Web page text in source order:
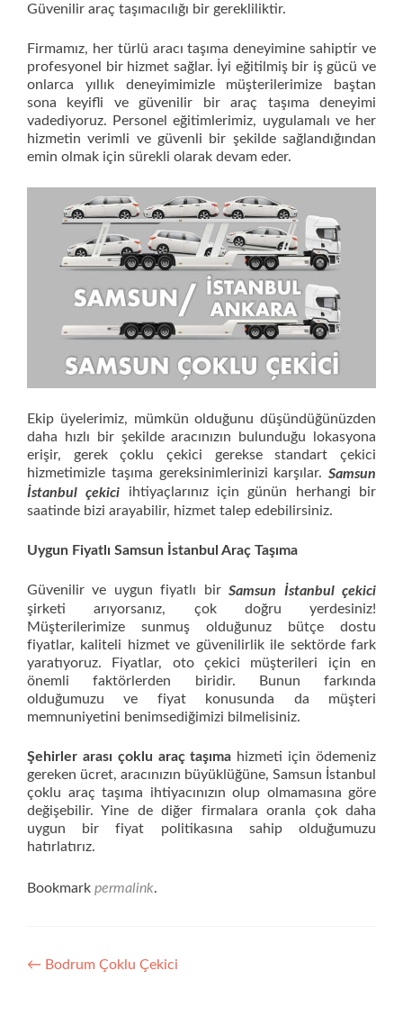
Güvenilir araç taşımacılığı bir gerekliliktir.
Firmamız, her türlü aracı taşıma deneyimine sahiptir ve
profesyonel bir hizmet sağlar. İyi eğitilmiş bir iş gücü ve
onlarca yıllık deneyimimizle müşterilerimize baştan
sona keyifli ve güvenilir bir araç taşıma deneyimi
vadediyoruz. Personel eğitimlerimiz, uygulamalı ve her
hizmetin verimli ve güvenli bir şekilde sağlandığından
emin olmak için sürekli olarak devam eder.
Ekip üyelerimiz, mümkün olduğunu düşündüğünüzden
daha hızlı bir şekilde aracınızın bulunduğu lokasyona
erişir, gerek çoklu çekici gerekse standart çekici
hizmetimizle taşıma gereksinimlerinizi karşılar. Samsun
İstanbul çekici
ihtiyaçlarınız için günün herhangi bir
saatinde bizi arayabilir, hizmet talep edebilirsiniz.
Uygun Fiyatlı Samsun İstanbul Araç Taşıma
Güvenilir ve uygun fiyatlı bir Samsun İstanbul çekici
şirketi arıyorsanız, çok doğru yerdesiniz!
Müşterilerimize sunmuş olduğunuz bütçe dostu
fiyatlar, kaliteli hizmet ve güvenilirlik ile sektörde fark
yaratıyoruz. Fiyatlar, oto çekici müşterileri için en
önemli faktörlerden biridir. Bunun farkında
olduğumuzu ve fiyat konusunda da müşteri
memnuniyetini benimsediğimizi bilmelisiniz.
Şehirler arası çoklu araç taşıma hizmeti için ödemeniz
gereken ücret, aracınızın büyüklüğüne, Samsun İstanbul
çoklu araç taşıma ihtiyacınızın olup olmamasına göre
değişebilir. Yine de diğer firmalara oranla çok daha
uygun bir fiyat politikasına sahip olduğumuzu
hatırlatırız.
Bookmark permalink.
Yazı
← Bodrum Çoklu Çekici